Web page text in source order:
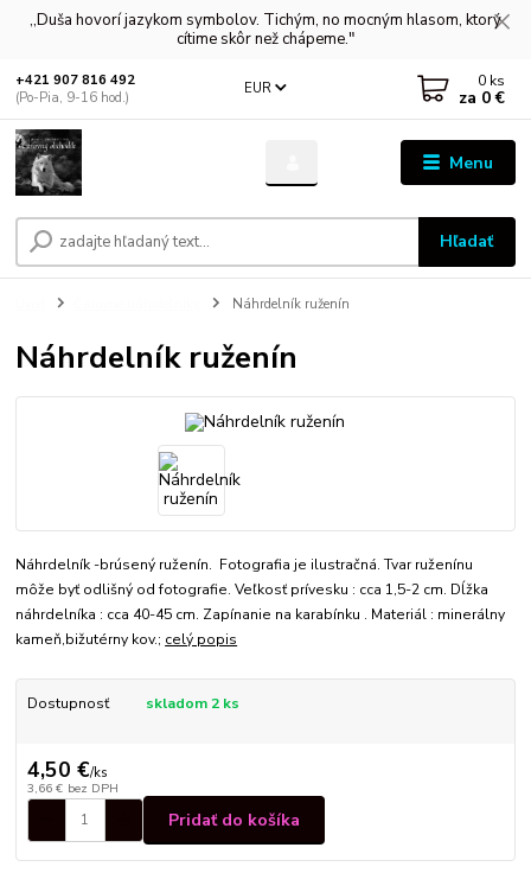
,,Duša hovorí jazykom symbolov. Tichým, no mocným hlasom, ktorý
cítime skôr než chápeme."
Menu
EUR
Hľadať
+421 907 816 492
(Po-Pia, 9-16 hod.)
0 ks
za 0 €
Náhrdelník ruženín
Náhrdelník ruženín
Náhrdelník -brúsený ruženín. Fotografia je ilustračná. Tvar ruženínu
môže byť odlišný od fotografie. Veľkosť prívesku : cca 1,5-2 cm. Dĺžka
náhrdelníka : cca 40-45 cm. Zapínanie na karabínku . Materiál : minerálny
kameň,bižutérny kov.; celý popis
Dostupnosť skladom 2 ks
4,50 €/ks
3,66 € bez DPH
Pridať do košíka